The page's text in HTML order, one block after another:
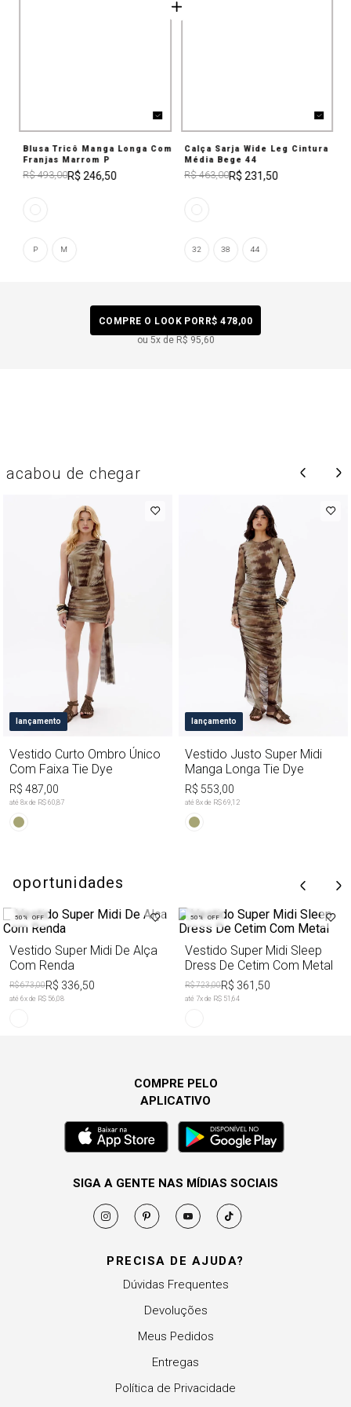
Blusa Tricô Manga Longa Com
Franjas Marrom P
R$ 493,00R$ 246,50
M
P
Calça Sarja Wide Leg Cintura
Média Bege 44
R$ 463,00R$ 231,50
32 38 44
ou 5x de R$ 95,60
COMPRE O LOOK POR R$ 478,00
acabou de chegar
lançamento
Vestido Curto Ombro Único
Com Faixa Tie Dye
R$ 487,00
até 8x de R$ 60,87
lançamento
Vestido Justo Super Midi
Manga Longa Tie Dye
R$ 553,00
até 8x de R$ 69,12
oportunidades
50% OFF
Vestido Super Midi De Alça
Com Renda
R$ 673,00R$ 336,50
até 6x de R$ 56,08
50% OFF
Vestido Super Midi Sleep
Dress De Cetim Com Metal
R$ 723,00R$ 361,50
até 7x de R$ 51,64
PRECISA DE AJUDA?
Dúvidas Frequentes
Devoluções
Meus Pedidos
Entregas
Política de Privacidade
COMPRE PELO
APLICATIVO
SIGA A GENTE NAS MÍDIAS SOCIAIS